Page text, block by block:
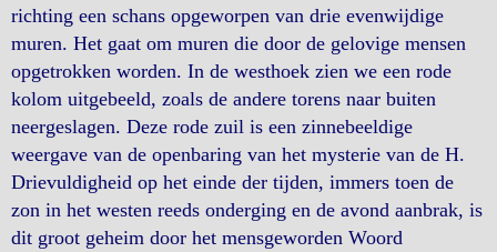
richting een schans opgeworpen van drie evenwijdige
muren. Het gaat om muren die door de gelovige mensen
opgetrokken worden. In de westhoek zien we een rode
kolom uitgebeeld, zoals de andere torens naar buiten
neergeslagen. Deze rode zuil is een zinnebeeldige
weergave van de openbaring van het mysterie van de H.
Drievuldigheid op het einde der tijden, immers toen de
zon in het westen reeds onderging en de avond aanbrak, is
dit groot geheim door het mensgeworden Woord